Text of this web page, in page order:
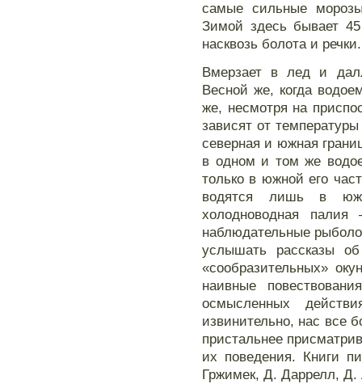
самые сильные
Зимой здесь бывает
насквозь болота и речки.
Вмерзает в лед и
Весной же, когда
же, несмотря на
зависят от
северная и южная
в одном и том же
только в южной его
водятся лишь в
холодноводная
наблюдательные
услышать рассказы
«сообразительных»
наивные
осмысленных
извинительно, нас все
пристальнее
их поведения. Книги
Гржимек, Д. Даррелл, Д.